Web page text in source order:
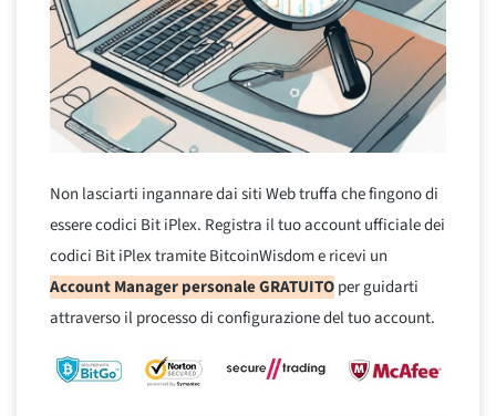
Non lasciarti ingannare dai siti Web truffa che fingono di
essere codici Bit iPlex. Registra il tuo account ufficiale dei
codici Bit iPlex tramite BitcoinWisdom e ricevi un
Account Manager personale GRATUITOper guidarti
attraverso il processo di configurazione del tuo account.